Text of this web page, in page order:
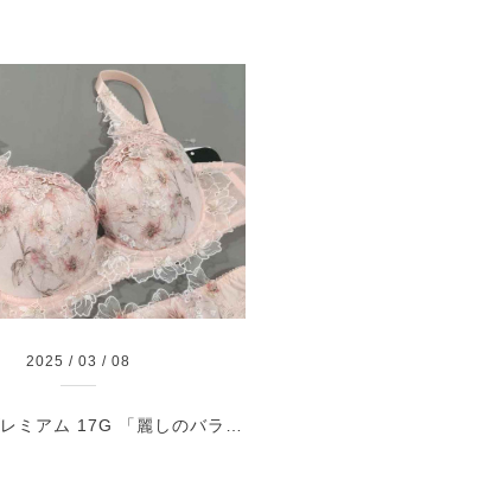
2025 /03 /08
ワコールプレミアム 17G 「麗しのバラ園− モナコ」 RPカラー